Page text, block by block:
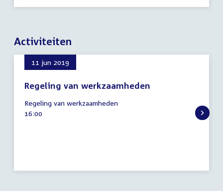
Activiteiten
11 jun 2019
Regeling van werkzaamheden
juni
2019
Regeling van werkzaamheden
Tijd
16:00